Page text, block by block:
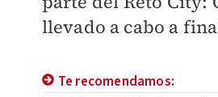
llevado a cabo a
Te recomendamos: